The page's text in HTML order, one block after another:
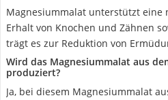
Magnesiummalat unterstützt eine
Erhalt von Knochen und Zähnen
trägt es zur Reduktion von
Wird das Magnesiummalat aus
produziert?
Ja, bei diesem Magnesiummalat